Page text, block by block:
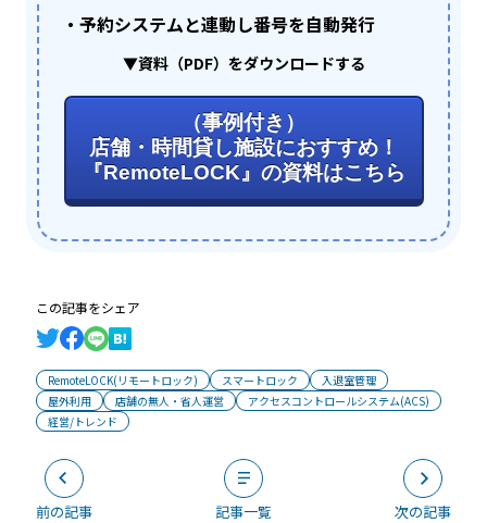
・予約システムと連動し番号を自動発行
▼資料（PDF）をダウンロードする
（事例付き）
店舗・時間貸し施設におすすめ！
『RemoteLOCK』の資料はこちら
この記事をシェア
RemoteLOCK(リモートロック) スマートロック
入退室管理
屋外利用
店舗の無人・省人運営
アクセスコントロールシステム(ACS)
経営/トレンド
前の記事 記事一覧 次の記事